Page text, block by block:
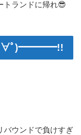
トランドに帰れ😎
ﾟ∀ﾟ)━━━━!!
バウンドで負けすぎ